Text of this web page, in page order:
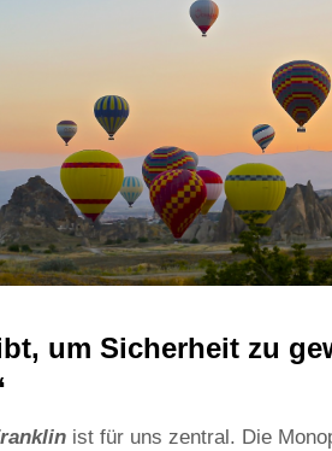
um Sicherheit zu
ist für uns zentral. Die